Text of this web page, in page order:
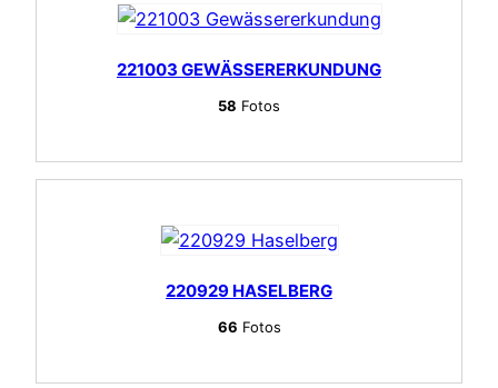
221003 GEWÄSSERERKUNDUNG
58 Fotos
220929 HASELBERG
66 Fotos